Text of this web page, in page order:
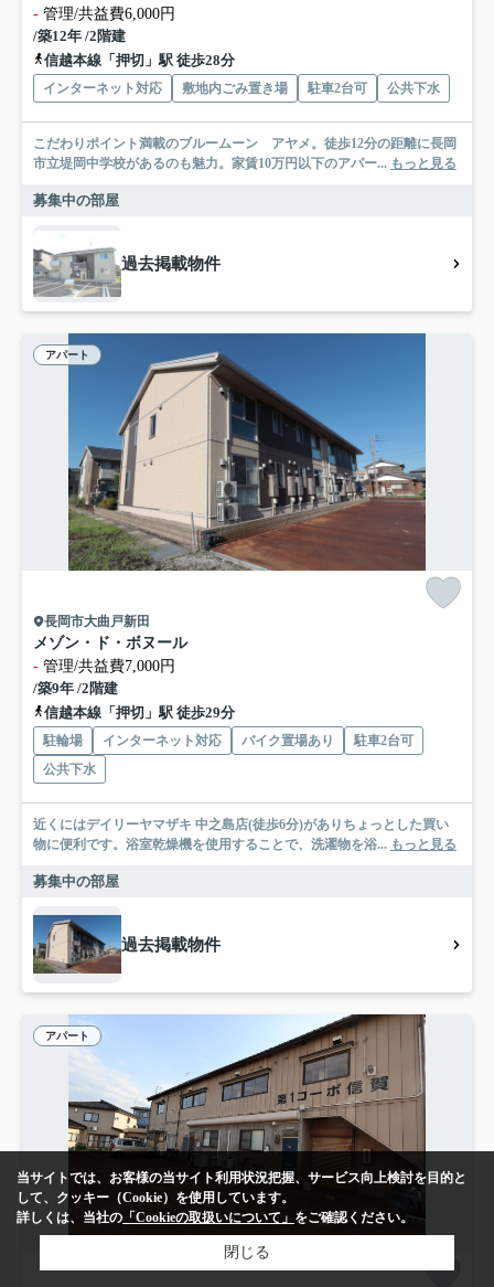
- 管理/共益費6,000円
/築12年 /2階建
信越本線「押切」駅 徒歩28分
インターネット対応 敷地内ごみ置き場 駐車2台可 公共下水
こだわりポイント満載のブルームーン アヤメ。徒歩12分の距離に長岡
市立堤岡中学校があるのも魅力。家賃10万円以下のアパー... もっと見る
募集中の部屋
過去掲載物件
アパート
長岡市大曲戸新田
メゾン・ド・ボヌール
- 管理/共益費7,000円
/築9年 /2階建
信越本線「押切」駅 徒歩29分
駐輪場 インターネット対応 バイク置場あり
駐車2台可
公共下水
近くにはデイリーヤマザキ 中之島店(徒歩6分)がありちょっとした買い
物に便利です。浴室乾燥機を使用することで、洗濯物を浴... もっと見る
募集中の部屋
過去掲載物件
アパート
当サイトでは、お客様の当サイト利用状況把握、サービス向上検討を目的と
して、クッキー（Cookie）を使用しています。
詳しくは、当社の 「Cookieの取扱いについて」 をご確認ください。
閉じる